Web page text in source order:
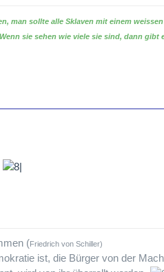
man sollte alle Sklaven mit einem
sie sehen wie viele sie sind, dann
(Friedrich von Schiller)
ist, die Bürger von der